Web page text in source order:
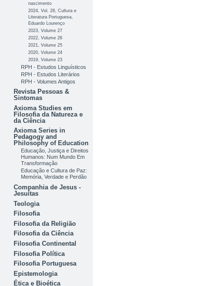
nascimento
2024, Vol. 28, Cultura e
Literatura Portuguesa,
Eduardo Lourenço
2023, Volume 27
2022, Volume 26
2021, Volume 25
2020, Volume 24
2019, Volume 23
RPH - Estudos Linguísticos
RPH - Estudos Literários
RPH - Volumes Antigos
Revista Pessoas &
Sintomas
Axioma Studies em
Filosofia da Natureza e
da Ciência
Axioma Series in
Pedagogy and
Philosophy of Education
Educação, Justiça e Direitos
Humanos: Num Mundo Em
Transformação
Educação e Cultura de Paz:
Memória, Verdade e Perdão
Companhia de Jesus -
Jesuítas
Teologia
Filosofia
Filosofia da Religião
Filosofia da Ciência
Filosofia Continental
Filosofia Política
Filosofia Portuguesa
Epistemologia
Ética e Bioética